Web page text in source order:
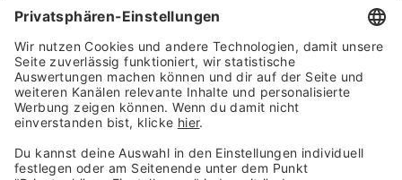
Versand
Finden Sie uns auf: